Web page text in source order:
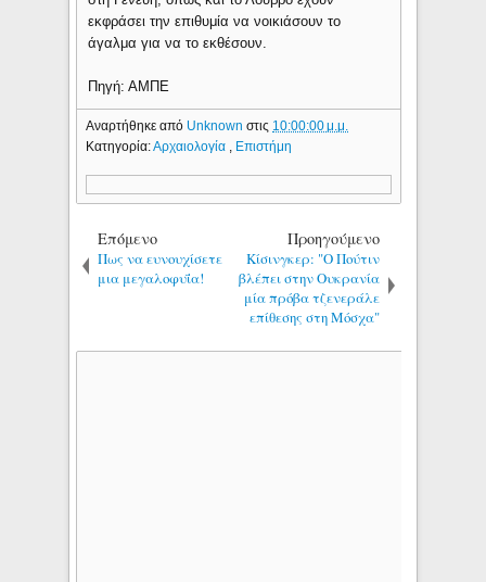
εκφράσει την επιθυμία να νοικιάσουν το
άγαλμα για να το εκθέσουν.
Πηγή: ΑΜΠΕ
Αναρτήθηκε από Unknownστις 10:00:00 μ.μ.
Κατηγορία:Αρχαιολογία Επιστήμη
Επόμενο
Πως να ευνουχίσετε
μια μεγαλοφυΐα!
Προηγούμενο
Κίσινγκερ: "Ο Πούτιν
βλέπει στην Ουκρανία
μία πρόβα τζενεράλε
επίθεσης στη Μόσχα"